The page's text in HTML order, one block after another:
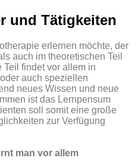
und Tätigkeiten
erlernen möchte, der
auch im theoretischen Teil
Teil findet vor allem in
auch speziellen
neues Wissen und neue
ist das Lernpensum
soll somit eine große
zur Verfügung
man vor allem